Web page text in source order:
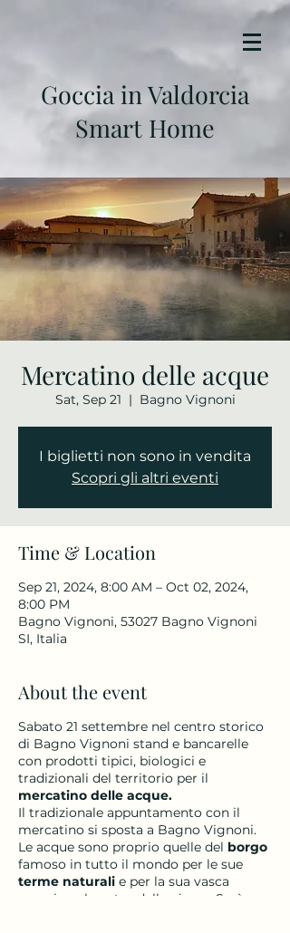
Goccia in Valdorcia
Smart Home
Mercatino delle acque
Sat, Sep 21
  |
Bagno Vignoni
I biglietti non sono in vendita
Scopri gli altri eventi
Time & Location
Sep 21, 2024, 8:00 AM – Oct 02, 2024,
8:00 PM
Bagno Vignoni, 53027 Bagno Vignoni
SI, Italia
About the event
Sabato 21 settembre nel centro storico
di Bagno Vignoni stand e bancarelle
con prodotti tipici, biologici e
tradizionali del territorio per il
mercatino delle acque.
Il tradizionale appuntamento con il
mercatino si sposta a Bagno Vignoni.
Le acque sono proprio quelle del borgo
famoso in tutto il mondo per le sue
terme naturali e per la sua vasca
proprio nel centro della piazza. Sarà